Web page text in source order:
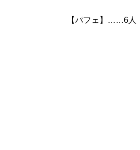
【パフェ】……6人